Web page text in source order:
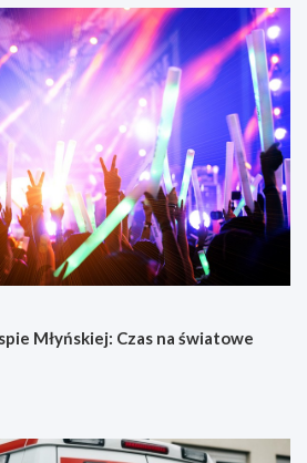
Młyńskiej: Czas na światowe